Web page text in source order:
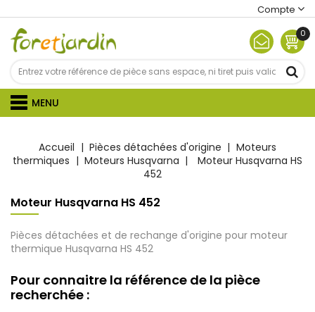
Compte
0
MENU
Accueil Pièces détachées d'origine
Moteurs
thermiques
Moteurs Husqvarna
Moteur Husqvarna HS
452
Moteur Husqvarna HS 452
Pièces détachées et de rechange d'origine pour moteur
thermique Husqvarna HS 452
Pour connaitre la référence de la pièce
recherchée :